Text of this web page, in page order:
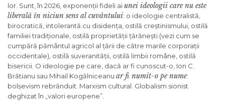
lor. Sunt, în 2026, exponenții fideli aiunei ideologii care nu este
liberală în niciun sens al cuvântului: o ideologie centralistă,
birocratică, intolerantă cu disidența, ostilă creștinismului, ostilă
familiei tradiționale, ostilă proprietății țărănești (vezi cum se
cumpără pământul agricol al țării de către marile corporații
occidentale), ostilă suveranității, ostilă limbii române, ostilă
bisericii. O ideologie pe care, dacă ar fi cunoscut-o, Ion C.
Brătianu sau Mihail Kogălniceanu ar fi numit-o pe nume:
bolșevism rebrănduit. Marxism cultural. Globalism sionist
deghizat în „valori europene”.